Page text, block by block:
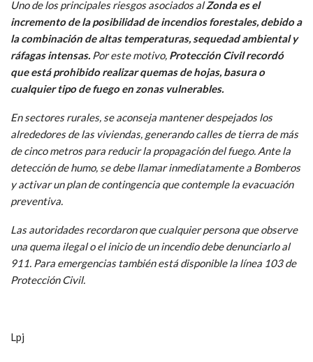
Uno de los principales riesgos asociados alZonda es el
incremento de la posibilidad de incendios forestales, debido a
la combinación de altas temperaturas, sequedad ambiental y
ráfagas intensas. Por este motivo, Protección Civil recordó
que está prohibido realizar quemas de hojas, basura o
cualquier tipo de fuego en zonas vulnerables.
En sectores rurales, se aconseja mantener despejados los
alrededores de las viviendas, generando calles de tierra de más
de cinco metros para reducir la propagación del fuego. Ante la
detección de humo, se debe llamar inmediatamente a Bomberos
y activar un plan de contingencia que contemple la evacuación
preventiva.
Las autoridades recordaron que cualquier persona que observe
una quema ilegal o el inicio de un incendio debe denunciarlo al
911. Para emergencias también está disponible la línea 103 de
Protección Civil.
Lpj